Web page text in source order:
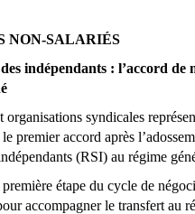
NON-SALARIÉS
indépendants : l’accord de
organisations syndicales
premier accord après
(RSI) au régime
étape du cycle de
accompagner le transfert au